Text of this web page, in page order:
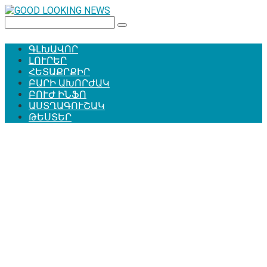
Перейти
контенту
ԳԼԽԱՎՈՐ
ԼՈՒՐԵՐ
ՀԵՏԱՔՐՔԻՐ
ԲԱՐԻ ԱԽՈՐԺԱԿ
ԲՈՒԺ ԻՆՖՈ
ԱՍՏՂԱԳՈՒՇԱԿ
ԹԵՍՏԵՐ